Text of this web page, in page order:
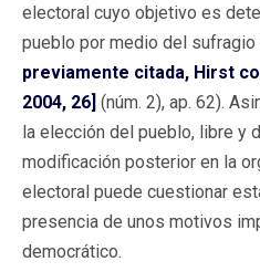
electoral cuyo objetivo es
pueblo por medio del sufragio
previamente citada, Hirst
2004, 26] (núm. 2), ap. 62).
la elección del pueblo, libre y
modificación posterior en la
electoral puede cuestionar
presencia de unos motivos
democrático.